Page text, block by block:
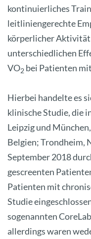
kontinuierliches
leitliniengerechte
körperlicher
unterschiedlichen
VO2 bei Patienten
Hierbei handelte es
klinische Studie, die
Leipzig und
Belgien; Trondheim,
September 2018
gescreenten
Patienten mit
Studie
sogenannten
allerdings waren